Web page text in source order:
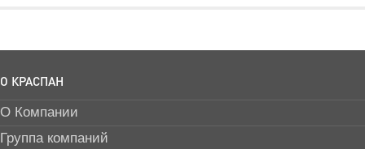
О КРАСПАН
О Компании
Группа компаний